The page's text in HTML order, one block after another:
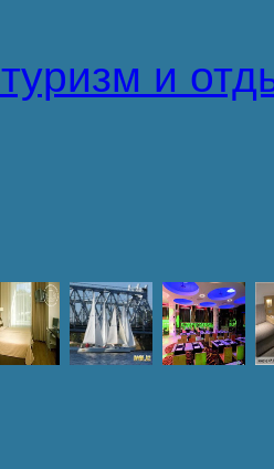
туризм и